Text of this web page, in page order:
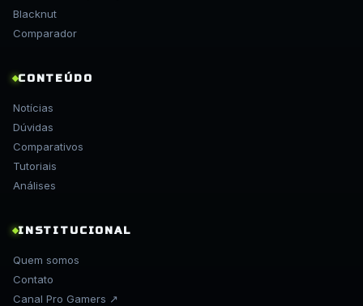
Blacknut
Comparador
CONTEÚDO
Notícias
Dúvidas
Comparativos
Tutoriais
Análises
INSTITUCIONAL
Quem somos
Contato
Canal Pro Gamers ↗